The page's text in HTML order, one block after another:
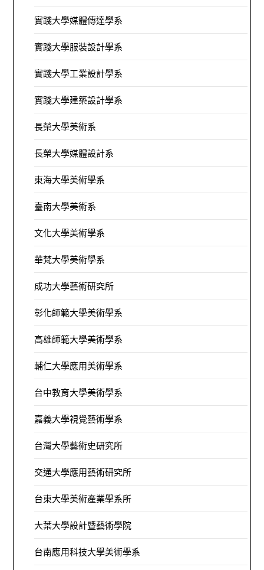
實踐大學媒體傳達學系
實踐大學服裝設計學系
實踐大學工業設計學系
實踐大學建築設計學系
長榮大學美術系
長榮大學媒體設計系
東海大學美術學系
臺南大學美術系
文化大學美術學系
華梵大學美術學系
成功大學藝術研究所
彰化師範大學美術學系
高雄師範大學美術學系
輔仁大學應用美術學系
台中教育大學美術學系
嘉義大學視覺藝術學系
台灣大學藝術史研究所
交通大學應用藝術研究所
台東大學美術產業學系所
大葉大學設計暨藝術學院
台南應用科技大學美術學系